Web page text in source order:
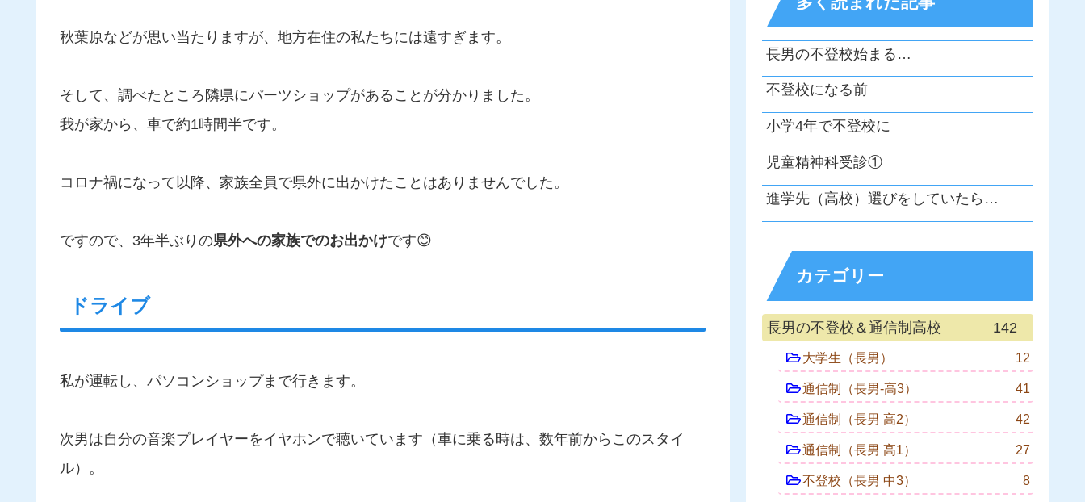
秋葉原などが思い当たりますが、地方在住の私たちには遠すぎます。
そして、調べたところ隣県にパーツショップがあることが分かりました。
我が家から、車で約1時間半です。
コロナ禍になって以降、家族全員で県外に出かけたことはありませんでした。
ですので、3年半ぶりの県外への家族でのお出かけです😊
ドライブ
私が運転し、パソコンショップまで行きます。
次男は自分の音楽プレイヤーをイヤホンで聴いています（車に乗る時は、数年前からこのスタイ
ル）。
長男の不登校始まる…
不登校になる前
小学4年で不登校に
児童精神科受診①
進学先（高校）選びをしていたら…
カテゴリー
長男の不登校＆通信制高校 142
大学生（長男） 12
通信制（長男-高3） 41
通信制（長男 高2） 42
通信制（長男 高1） 27
不登校（長男 中3） 8